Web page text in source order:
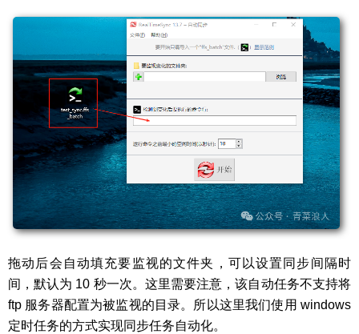
拖动后会自动填充要监视的文件夹，可以设置同步间隔时
间，默认为 10 秒一次。这里需要注意，该自动任务不支持将
ftp 服务器配置为被监视的目录。所以这里我们使用 windows
定时任务的方式实现同步任务自动化。